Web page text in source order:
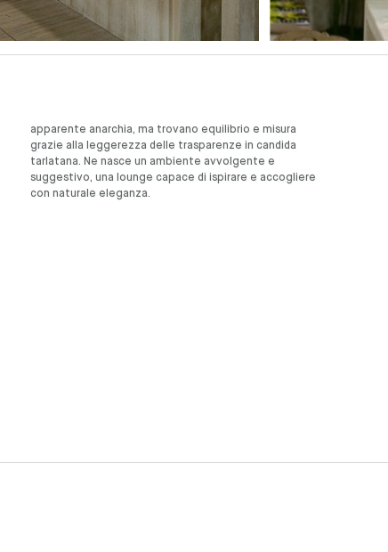
apparente anarchia, ma trovano equilibrio e misura
grazie alla leggerezza delle trasparenze in candida
tarlatana. Ne nasce un ambiente avvolgente e
suggestivo, una lounge capace di ispirare e accogliere
con naturale eleganza.